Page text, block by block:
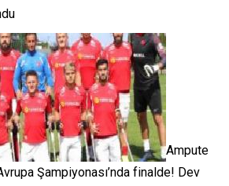
Ampute
Şampiyonası’nda finalde! Dev